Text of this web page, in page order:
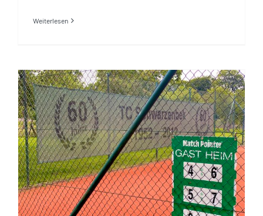
Weiterlesen
Punktspielsaison 2020
beginnt